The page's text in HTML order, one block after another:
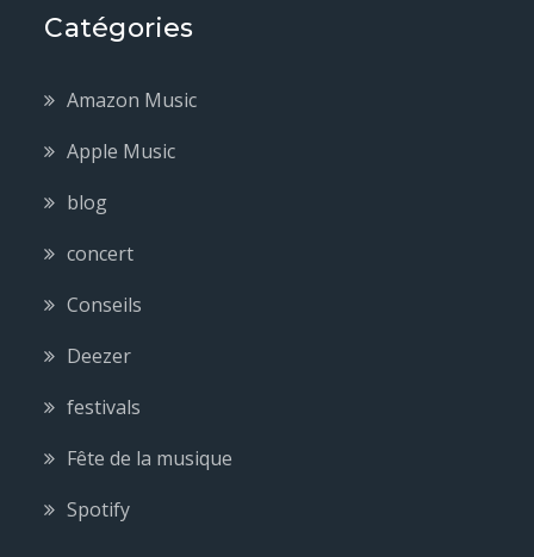
Catégories
Amazon Music
Apple Music
blog
concert
Conseils
Deezer
festivals
Fête de la musique
Spotify